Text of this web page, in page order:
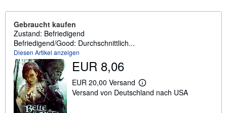
Gebraucht kaufen
Zustand: Befriedigend
Befriedigend/Good: Durchschnittlich...
Diesen Artikel anzeigen
EUR 8,06
EUR 20,00 Versand
W
e
Versand von Deutschland nach USA